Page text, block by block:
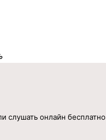
слушать онлайн бесплатно